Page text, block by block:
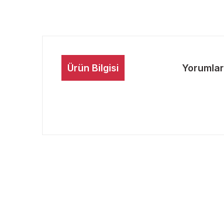
Ürün Bilgisi Yorumlar